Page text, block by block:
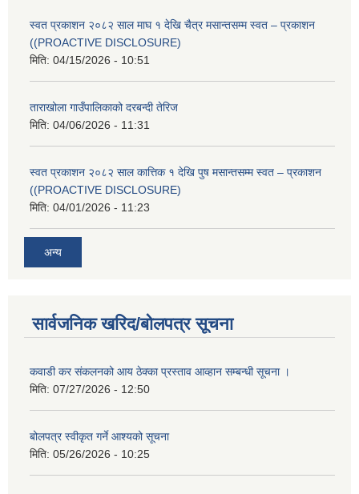
स्वत प्रकाशन २०८२ साल माघ १ देखि चैत्र मसान्तसम्म स्वत – प्रकाशन
((PROACTIVE DISCLOSURE)
मिति: 04/15/2026 - 10:51
ताराखोला गाउँपालिकाको दरबन्दी तेरिज
मिति: 04/06/2026 - 11:31
स्वत प्रकाशन २०८२ साल कात्तिक १ देखि पुष मसान्तसम्म स्वत – प्रकाशन
((PROACTIVE DISCLOSURE)
मिति: 04/01/2026 - 11:23
अन्य
सार्वजनिक खरिद/बोलपत्र सूचना
कवाडी कर संकलनको आय ठेक्का प्रस्ताव आव्हान सम्बन्धी सूचना ।
मिति: 07/27/2026 - 12:50
बोलपत्र स्वीकृत गर्ने आश्यको सूचना
मिति: 05/26/2026 - 10:25